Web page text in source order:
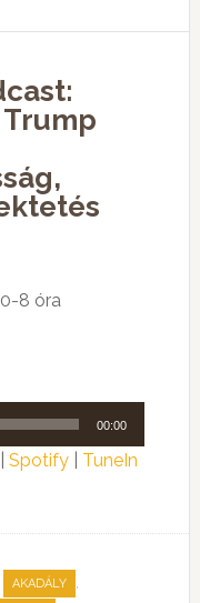
8 óra
00:00
Spotify| TuneIn
AKADÁLY ,